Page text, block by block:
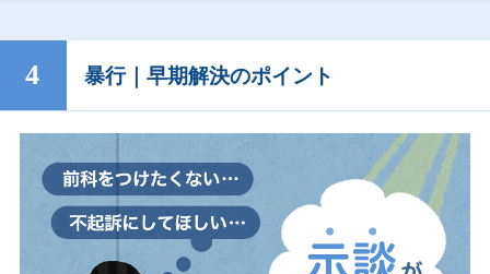
暴行｜早期解決のポイント